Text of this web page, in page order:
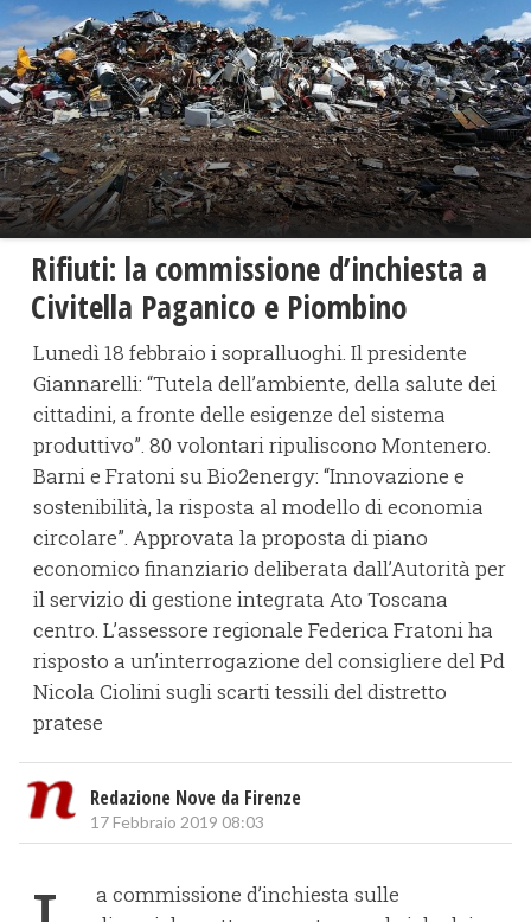
Rifiuti: la commissione d’inchiesta a
Civitella Paganico e Piombino
Lunedì 18 febbraio i sopralluoghi. Il presidente
Giannarelli: “Tutela dell’ambiente, della salute dei
cittadini, a fronte delle esigenze del sistema
produttivo”. 80 volontari ripuliscono Montenero.
Barni e Fratoni su Bio2energy: “Innovazione e
sostenibilità, la risposta al modello di economia
circolare”. Approvata la proposta di piano
economico finanziario deliberata dall’Autorità per
il servizio di gestione integrata Ato Toscana
centro. L’assessore regionale Federica Fratoni ha
risposto a un’interrogazione del consigliere del Pd
Nicola Ciolini sugli scarti tessili del distretto
pratese
Redazione Nove da Firenze
17 Febbraio 2019 08:03
a commissione d’inchiesta sulle